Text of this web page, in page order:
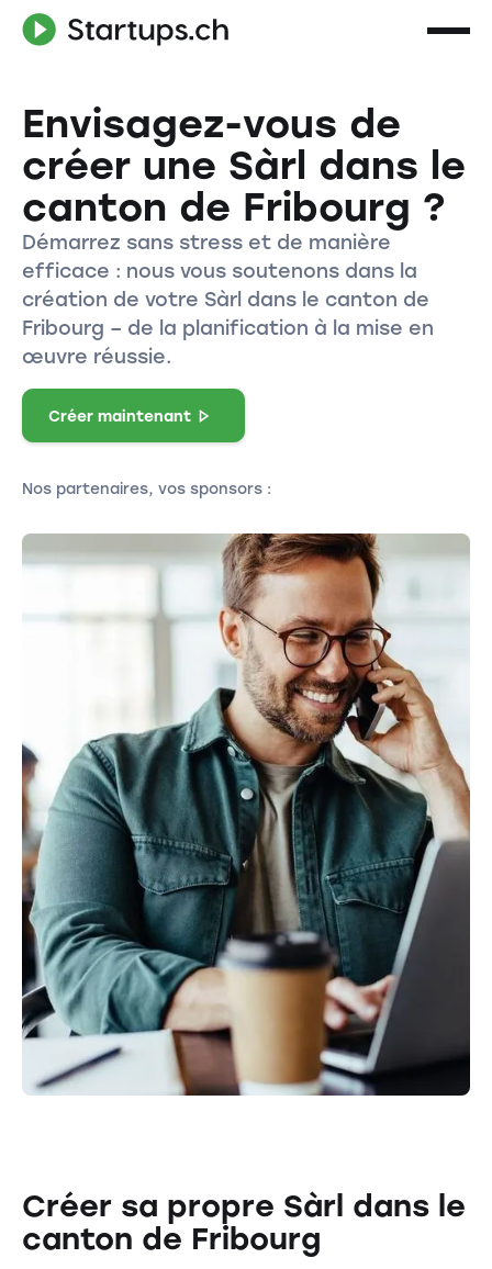
Envisagez-vous de
créer une Sàrl dans le
canton de Fribourg ?
Démarrez sans stress et de manière
efficace : nous vous soutenons dans la
création de votre Sàrl dans le canton de
Fribourg – de la planification à la mise en
œuvre réussie.
Créer maintenant
Nos partenaires, vos sponsors :
Créer sa propre Sàrl dans le
canton de Fribourg